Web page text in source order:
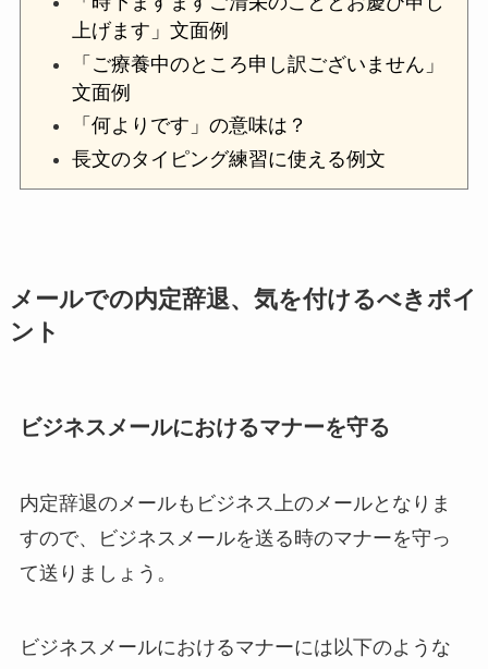
上げます」文面例
「ご療養中のところ申し訳ございません」
文面例
「何よりです」の意味は？
長文のタイピング練習に使える例文
メールでの内定辞退、気を付けるべきポイ
ント
ビジネスメールにおけるマナーを守る
内定辞退のメールもビジネス上のメールとなりま
すので、ビジネスメールを送る時のマナーを守っ
て送りましょう。
ビジネスメールにおけるマナーには以下のような